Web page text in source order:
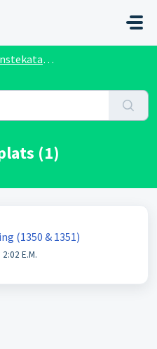
(1)
(1350 & 1351)
E.M.